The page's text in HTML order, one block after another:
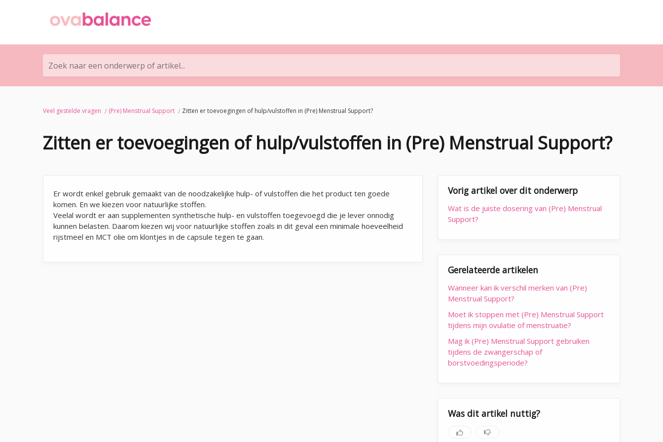
Zoek naar een onderwerp of artikel...
Veel gestelde vragen (Pre) Menstrual Support Zitten er toevoegingen of hulp/vulstoffen in (Pre) Menstrual Support?
Zitten er toevoegingen of hulp/vulstoffen in (Pre) Menstrual Support?
Er wordt enkel gebruik gemaakt van de noodzakelijke hulp- of vulstoffen die het product ten goede
komen. En we kiezen voor natuurlijke stoffen.
Veelal wordt er aan supplementen synthetische hulp- en vulstoffen toegevoegd die je lever onnodig
kunnen belasten. Daarom kiezen wij voor natuurlijke stoffen zoals in dit geval een minimale hoeveelheid
rijstmeel en MCT olie om klontjes in de capsule tegen te gaan.
Vorig artikel over dit onderwerp
Wat is de juiste dosering van (Pre) Menstrual
Support?
Gerelateerde artikelen
Wanneer kan ik verschil merken van (Pre)
Menstrual Support?
Moet ik stoppen met (Pre) Menstrual Support
tijdens mijn ovulatie of menstruatie?
Mag ik (Pre) Menstrual Support gebruiken
tijdens de zwangerschap of
borstvoedingsperiode?
Was dit artikel nuttig?